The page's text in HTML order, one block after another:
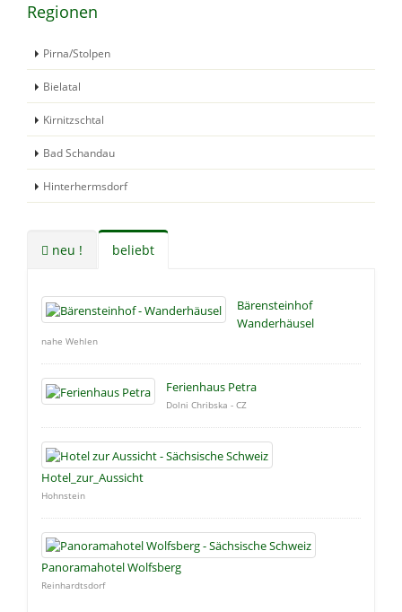
Regionen
Pirna/Stolpen
Bielatal
Kirnitzschtal
Bad Schandau
Hinterhermsdorf
neu ! beliebt
Bärensteinhof
Wanderhäusel
nahe Wehlen
Ferienhaus Petra
Dolni Chribska - CZ
Hotel_zur_Aussicht
Hohnstein
Panoramahotel Wolfsberg
Reinhardtsdorf